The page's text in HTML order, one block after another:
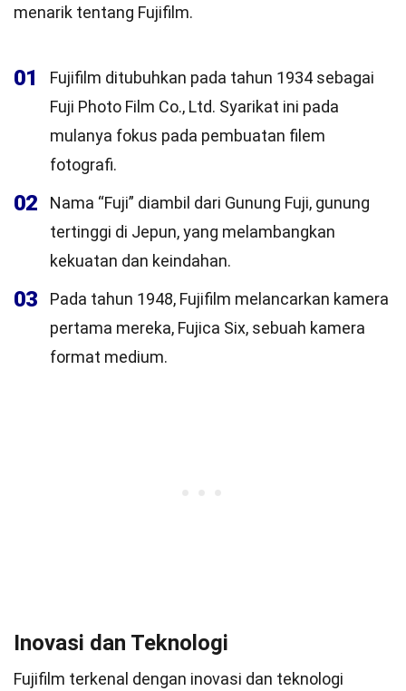
menarik tentang Fujifilm.
01
Fujifilm ditubuhkan pada tahun 1934 sebagai
Fuji Photo Film Co., Ltd. Syarikat ini pada
mulanya fokus pada pembuatan filem
fotografi.
02
Nama “Fuji” diambil dari Gunung Fuji, gunung
tertinggi di Jepun, yang melambangkan
kekuatan dan keindahan.
03
Pada tahun 1948, Fujifilm melancarkan kamera
pertama mereka, Fujica Six, sebuah kamera
format medium.
Inovasi dan Teknologi
Fujifilm terkenal dengan inovasi dan teknologi